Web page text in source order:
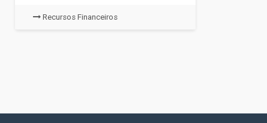
Recursos Financeiros